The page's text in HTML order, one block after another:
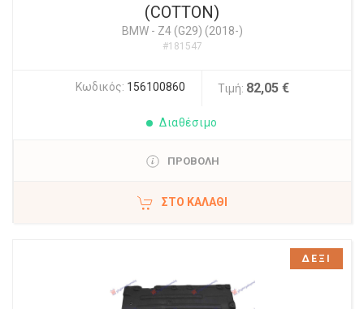
(COTTON)
BMW- Z4 (G29) (2018-)
#181547
Κωδικός: 156100860 Τιμή: 82,05 €
Διαθέσιμο
ΠΡΟΒΟΛΗ
ΣΤΟ ΚΑΛΆΘΙ
ΔΕΞΙ